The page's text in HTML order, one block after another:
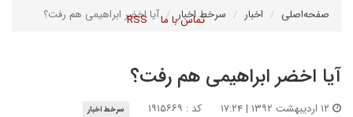
تماس با ما RSS صفحه‌اصلی اخبار سرخط اخبار آیا اخضر ابراهیمی هم رفت؟
آیا اخضر ابراهیمی هم رفت؟
کد : ۱۹۱۵۶۶۹ سرخط اخبار